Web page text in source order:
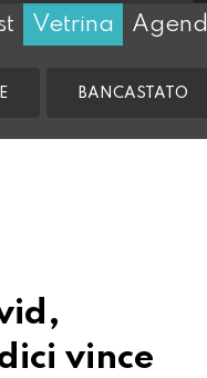
Vetrina
BANCASTATO
vince